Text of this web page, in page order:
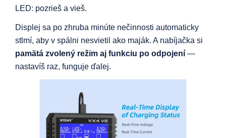
LED: pozrieš a vieš.
Displej sa po zhruba minúte nečinnosti automaticky
stlmí, aby v spálni nesvietil ako maják. A nabíjačka si
pamätá zvolený režim aj funkciu po odpojení —
nastavíš raz, funguje ďalej.